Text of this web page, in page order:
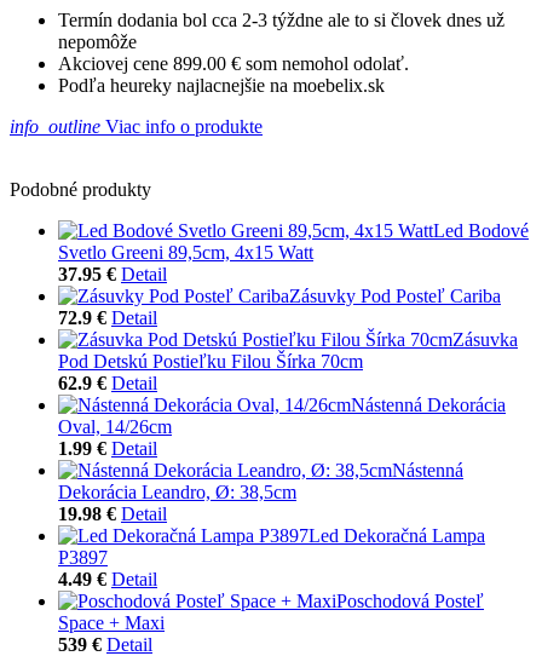
Termín dodania bol cca 2-3 týždne ale to si človek dnes už
nepomôže
Akciovej cene 899.00 € som nemohol odolať.
Podľa heureky najlacnejšie na moebelix.sk
info_outline Viac info o produkte
Podobné produkty
Led Bodové
Svetlo Greeni 89,5cm, 4x15 Watt
37.95 € Detail
Zásuvky Pod Posteľ Cariba
72.9 € Detail
Zásuvka
Pod Detskú Postieľku Filou Šírka 70cm
62.9 € Detail
Nástenná Dekorácia
Oval, 14/26cm
1.99 € Detail
Nástenná
Dekorácia Leandro, Ø: 38,5cm
19.98 € Detail
Led Dekoračná Lampa
P3897
4.49 € Detail
Poschodová Posteľ
Space + Maxi
539 € Detail